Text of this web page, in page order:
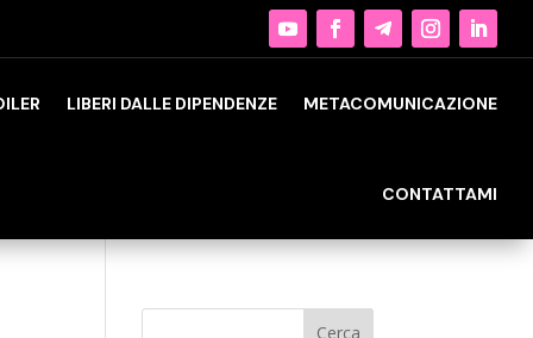
LIBERI DALLE DIPENDENZE METACOMUNICAZIONE
CONTATTAMI